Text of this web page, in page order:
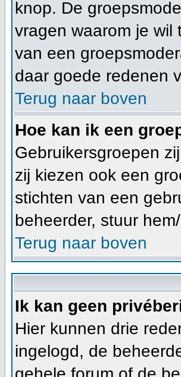
knop. De
vragen waarom je
van een
daar goede redenen
Terug naar boven
Hoe kan ik een
Gebruikersgroepen
zij kiezen ook een
stichten van een
beheerder, stuur
Terug naar boven
Ik kan geen
Hier kunnen drie
ingelogd, de